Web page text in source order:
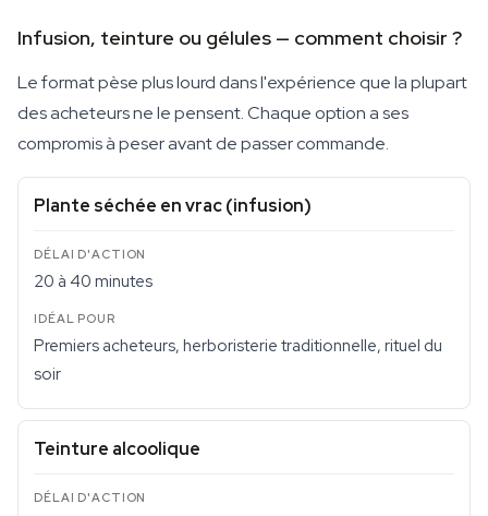
Infusion, teinture ou gélules — comment choisir ?
Le format pèse plus lourd dans l'expérience que la plupart
des acheteurs ne le pensent. Chaque option a ses
compromis à peser avant de passer commande.
Plante séchée en vrac (infusion)
20 à 40 minutes
Premiers acheteurs, herboristerie traditionnelle, rituel du
soir
Teinture alcoolique